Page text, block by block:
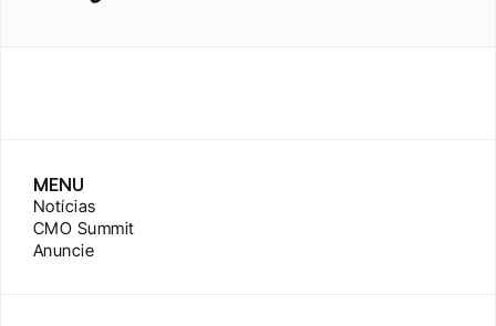
MENU
Notícias
CMO Summit
Anuncie